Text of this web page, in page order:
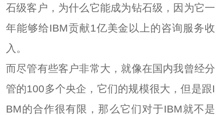
石级客户，为什么它能成为钻石级，因为它一
年能够给IBM贡献1亿美金以上的咨询服务收
入。
而尽管有些客户非常大，就像在国内我曾经分
管的100多个央企，它们的规模很大，但是跟I
BM的合作很有限，那么它们对于IBM就不是